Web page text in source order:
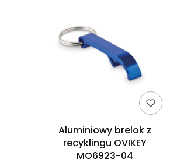
Aluminiowy brelok z
recyklingu OVIKEY
MO6923-04